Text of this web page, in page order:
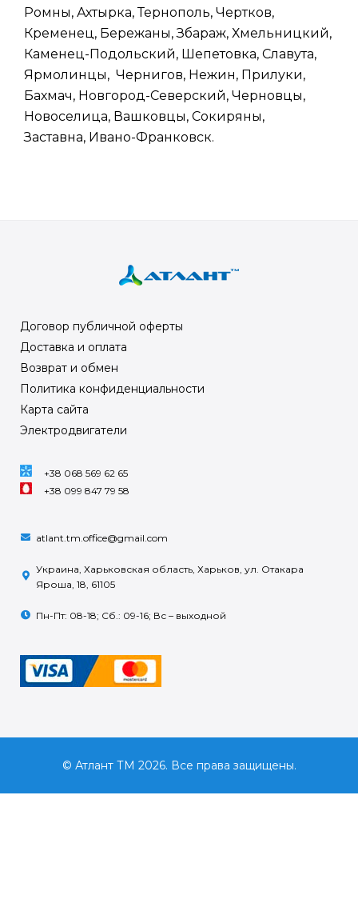
Ромны, Ахтырка, Тернополь, Чертков,
Кременец, Бережаны, Збараж, Хмельницкий,
Каменец-Подольский, Шепетовка, Славута,
Ярмолинцы, Чернигов, Нежин, Прилуки,
Бахмач, Новгород-Северский, Черновцы,
Новоселица, Вашковцы, Сокиряны,
Заставна, Ивано-Франковск.
Договор публичной оферты
Доставка и оплата
Возврат и обмен
Политика конфиденциальности
Карта сайта
Электродвигатели
+38 068 569 62 65
+38 099 847 79 58
atlant.tm.office@gmail.com
Украина, Харьковская область, Харьков, ул. Отакара
Яроша, 18, 61105
Пн-Пт: 08-18; Сб.: 09-16; Вс – выходной
© Атлант ТМ 2026. Все права защищены.